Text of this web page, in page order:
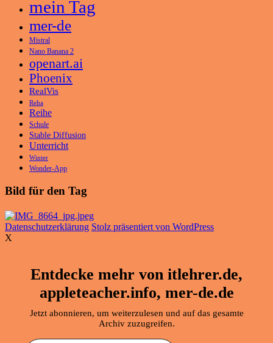
mein Tag
mer-de
Mistral
Nano Banana 2
openart.ai
Phoenix
RealVis
Reha
Reihe
Schule
Stable Diffusion
Unterricht
Winter
Wonder-App
Bild für den Tag
Datenschutzerklärung Stolz präsentiert von WordPress
X
Entdecke mehr von itlehrer.de,
appleteacher.info, mer-de.de
Jetzt abonnieren, um weiterzulesen und auf das gesamte
Archiv zuzugreifen.